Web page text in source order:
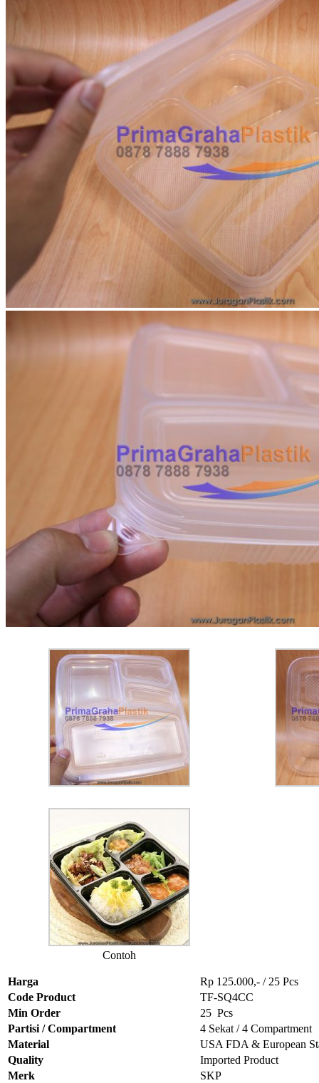
Contoh
Harga
Rp 125.000,- / 25 Pcs
Code Product
TF-SQ4CC
Min Order
25 Pcs
Partisi / Compartment
4 Sekat / 4 Compartment
Material
USA FDA & European
Quality
Imported Product
Merk
SKP